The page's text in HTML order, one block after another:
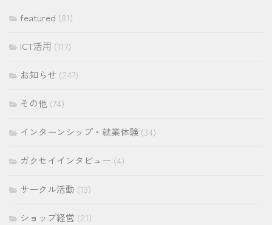
featured (81)
ICT活用 (117)
お知らせ (247)
その他 (74)
インターンシップ・就業体験 (34)
ガクセイインタビュー (4)
サークル活動 (13)
ショップ経営 (21)